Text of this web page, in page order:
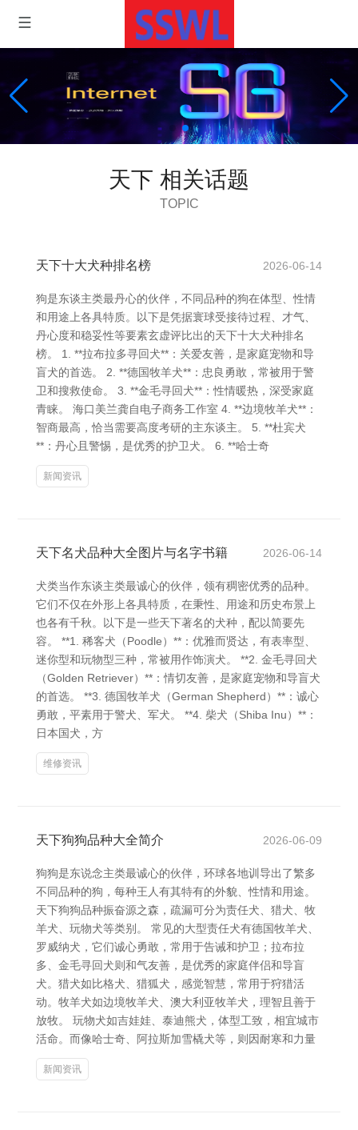
天下 相关话题
TOPIC
天下十大犬种排名榜 2026-06-14
狗是东谈主类最丹心的伙伴，不同品种的狗在体型、性情
和用途上各具特质。以下是凭据寰球受接待过程、才气、
丹心度和稳妥性等要素玄虚评比出的天下十大犬种排名
榜。 1. **拉布拉多寻回犬**：关爱友善，是家庭宠物和导
盲犬的首选。 2. **德国牧羊犬**：忠良勇敢，常被用于警
卫和搜救使命。 3. **金毛寻回犬**：性情暖热，深受家庭
青睐。 海口美兰龚自电子商务工作室 4. **边境牧羊犬**：
智商最高，恰当需要高度考研的主东谈主。 5. **杜宾犬
**：丹心且警惕，是优秀的护卫犬。 6. **哈士奇
新闻资讯
天下名犬品种大全图片与名字书籍 2026-06-14
犬类当作东谈主类最诚心的伙伴，领有稠密优秀的品种。
它们不仅在外形上各具特质，在秉性、用途和历史布景上
也各有千秋。以下是一些天下著名的犬种，配以简要先
容。 **1. 稀客犬（Poodle）**：优雅而贤达，有表率型、
迷你型和玩物型三种，常被用作饰演犬。 **2. 金毛寻回犬
（Golden Retriever）**：情切友善，是家庭宠物和导盲犬
的首选。 **3. 德国牧羊犬（German Shepherd）**：诚心
勇敢，平素用于警犬、军犬。 **4. 柴犬（Shiba Inu）**：
日本国犬，方
维修资讯
天下狗狗品种大全简介 2026-06-09
狗狗是东说念主类最诚心的伙伴，环球各地训导出了繁多
不同品种的狗，每种王人有其特有的外貌、性情和用途。
天下狗狗品种振奋源之森，疏漏可分为责任犬、猎犬、牧
羊犬、玩物犬等类别。 常见的大型责任犬有德国牧羊犬、
罗威纳犬，它们诚心勇敢，常用于告诫和护卫；拉布拉
多、金毛寻回犬则和气友善，是优秀的家庭伴侣和导盲
犬。猎犬如比格犬、猎狐犬，感觉智慧，常用于狩猎活
动。牧羊犬如边境牧羊犬、澳大利亚牧羊犬，理智且善于
放牧。 玩物犬如吉娃娃、泰迪熊犬，体型工致，相宜城市
活命。而像哈士奇、阿拉斯加雪橇犬等，则因耐寒和力量
新闻资讯